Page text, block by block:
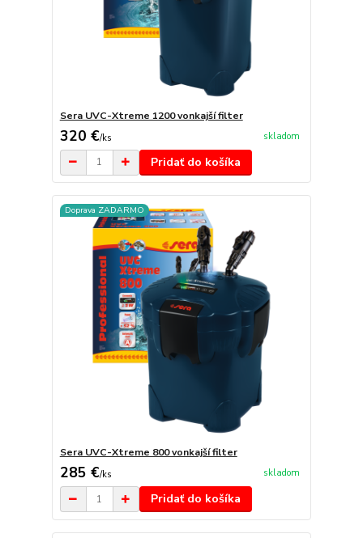
Sera UVC-Xtreme 1200 vonkajší filter
320 €/ks skladom
Pridať do košíka
Doprava ZADARMO
Sera UVC-Xtreme 800 vonkajší filter
285 €/ks skladom
Pridať do košíka